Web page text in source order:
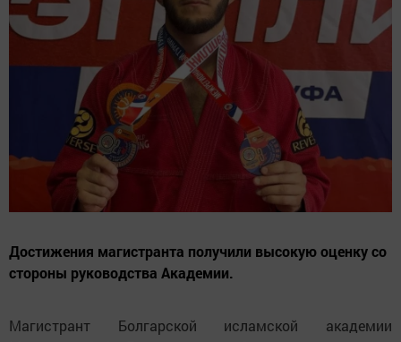
Достижения магистранта получили высокую оценку со
стороны руководства Академии.
Магистрант Болгарской исламской академии